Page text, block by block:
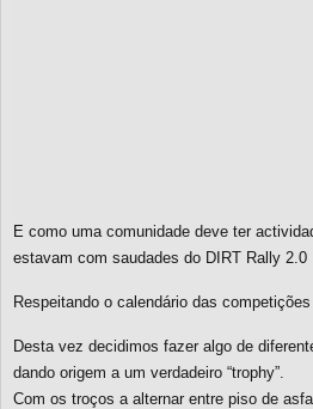
E como uma comunidade deve ter
estavam com saudades do DIRT Rally 2.0
Respeitando o calendário das
Desta vez decidimos fazer algo de
dando origem a um verdadeiro “trophy”.
Com os troços a alternar entre piso de